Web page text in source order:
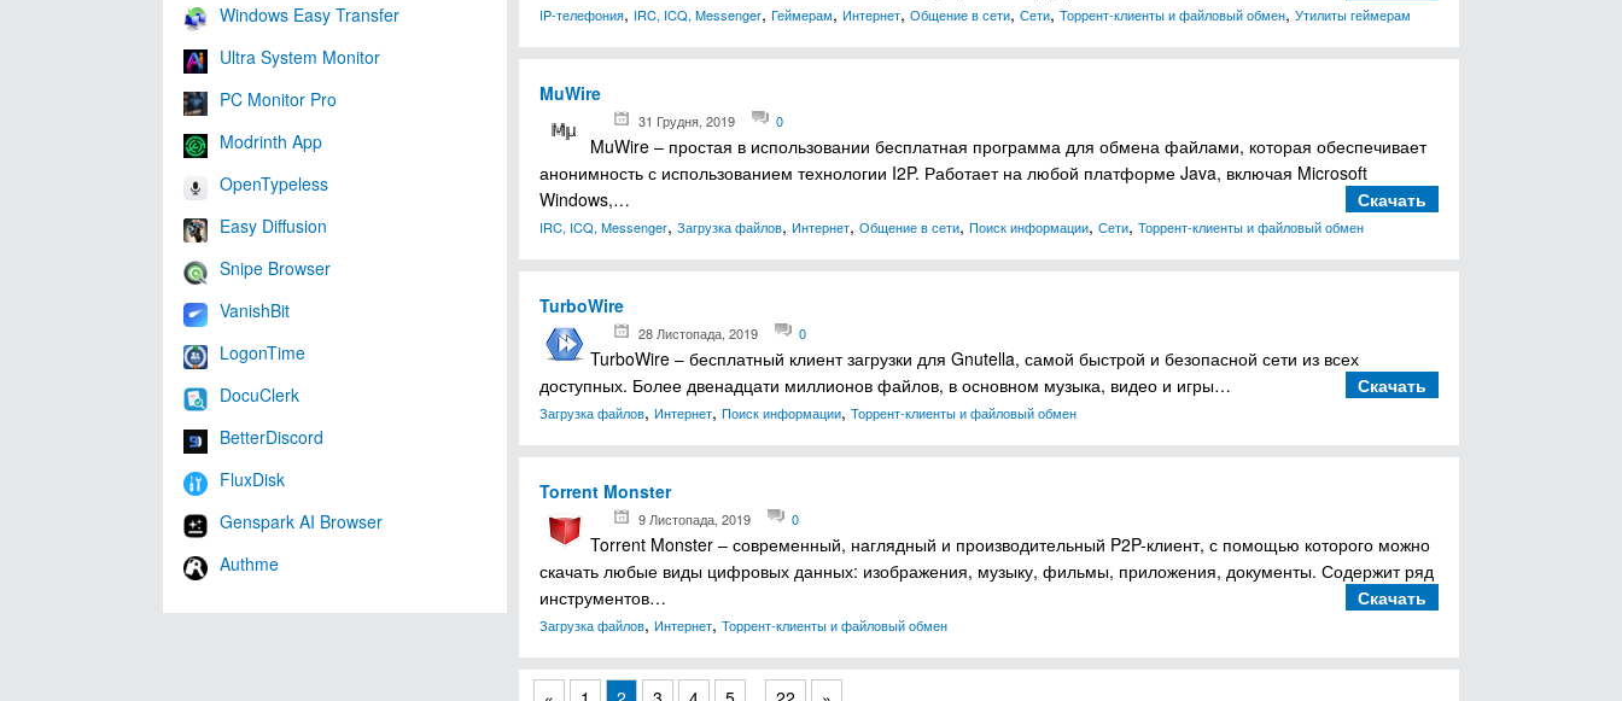
Windows Easy Transfer
Ultra System Monitor
PC Monitor Pro
Modrinth App
OpenTypeless
Easy Diffusion
Snipe Browser
VanishBit
LogonTime
DocuClerk
BetterDiscord
FluxDisk
Genspark AI Browser
Authme
IP-телефония, IRC, ICQ, Messenger, Геймерам, Интернет, Общение в сети, Сети, Торрент-клиенты и файловый обмен, Утилиты геймерам
MuWire
31 Грудня, 2019 0
MuWire – простая в использовании бесплатная программа для обмена файлами, которая обеспечивает
анонимность с использованием технологии I2P. Работает на любой платформе Java, включая Microsoft
Windows,…
Скачать
IRC, ICQ, Messenger, Загрузка файлов, Интернет, Общение в сети, Поиск информации, Сети, Торрент-клиенты и файловый обмен
TurboWire
28 Листопада, 2019 0
TurboWire – бесплатный клиент загрузки для Gnutella, самой быстрой и безопасной сети из всех
доступных. Более двенадцати миллионов файлов, в основном музыка, видео и игры…
Скачать
Загрузка файлов, Интернет, Поиск информации, Торрент-клиенты и файловый обмен
Torrent Monster
9 Листопада, 2019 0
Torrent Monster – современный, наглядный и производительный P2P-клиент, с помощью которого можно
скачать любые виды цифровых данных: изображения, музыку, фильмы, приложения, документы. Содержит ряд
инструментов…
Скачать
Загрузка файлов, Интернет, Торрент-клиенты и файловый обмен